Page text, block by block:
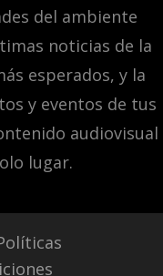
del ambiente
noticias de la
esperados, y la
y eventos de tus
audiovisual
lugar.